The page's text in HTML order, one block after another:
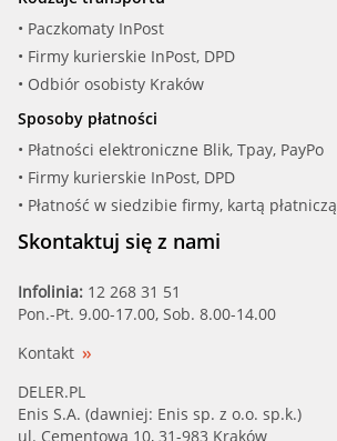
• Paczkomaty InPost
• Firmy kurierskie InPost, DPD
• Odbiór osobisty Kraków
Sposoby płatności
• Płatności elektroniczne Blik, Tpay, PayPo
• Firmy kurierskie InPost, DPD
• Płatność w siedzibie firmy, kartą płatniczą
Skontaktuj się z nami
Infolinia: 12 268 31 51
Pon.-Pt. 9.00-17.00, Sob. 8.00-14.00
Kontakt
DELER.PL
Enis S.A. (dawniej: Enis sp. z o.o. sp.k.)
ul. Cementowa 10, 31-983 Kraków